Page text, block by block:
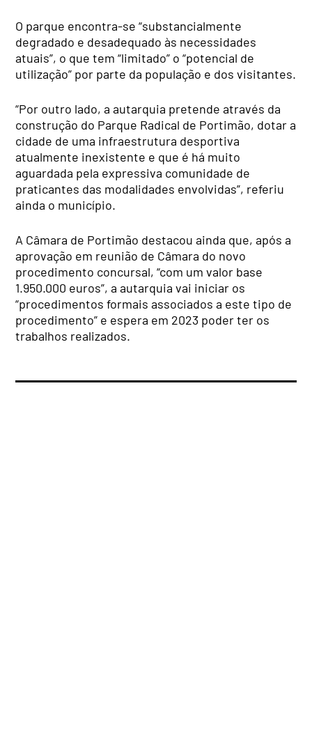
O parque encontra-se “substancialmente
degradado e desadequado às necessidades
atuais”, o que tem “limitado” o “potencial de
utilização” por parte da população e dos visitantes.
“Por outro lado, a autarquia pretende através da
construção do Parque Radical de Portimão, dotar a
cidade de uma infraestrutura desportiva
atualmente inexistente e que é há muito
aguardada pela expressiva comunidade de
praticantes das modalidades envolvidas”, referiu
ainda o município.
A Câmara de Portimão destacou ainda que, após a
aprovação em reunião de Câmara do novo
procedimento concursal, “com um valor base
1.950.000 euros”, a autarquia vai iniciar os
“procedimentos formais associados a este tipo de
procedimento” e espera em 2023 poder ter os
trabalhos realizados.